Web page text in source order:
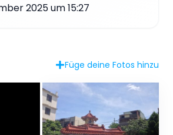
2025 um 15:27
Füge deine Fotos hinzu